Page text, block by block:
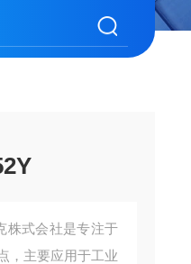
株式会社是专注于
，主要应用于工业